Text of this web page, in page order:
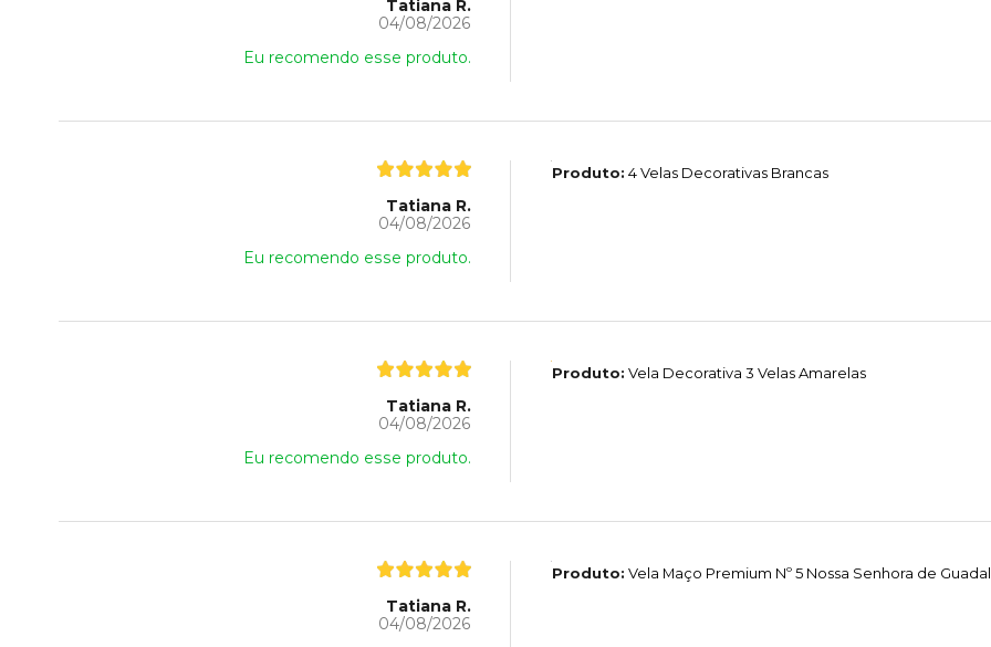
Tatiana R.
04/08/2026
Eu recomendo esse produto.
Tatiana R.
04/08/2026
Eu recomendo esse produto.
Produto: 4 Velas Decorativas Brancas
Tatiana R.
04/08/2026
Eu recomendo esse produto.
Produto: Vela Decorativa 3 Velas Amarelas
Tatiana R.
04/08/2026
Produto: Vela Maço Premium Nº 5 Nossa Senhora de